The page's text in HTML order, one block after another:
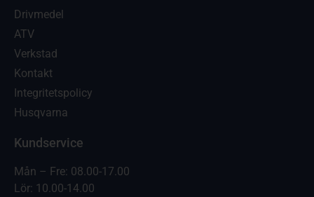
Drivmedel
ATV
Verkstad
Kontakt
Integritetspolicy
Husqvarna
Kundservice
Mån – Fre: 08.00-17.00
Lör: 10.00-14.00